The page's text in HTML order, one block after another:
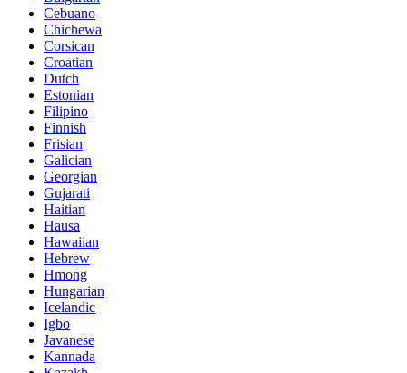
Cebuano
Chichewa
Corsican
Croatian
Dutch
Estonian
Filipino
Finnish
Frisian
Galician
Georgian
Gujarati
Haitian
Hausa
Hawaiian
Hebrew
Hmong
Hungarian
Icelandic
Igbo
Javanese
Kannada